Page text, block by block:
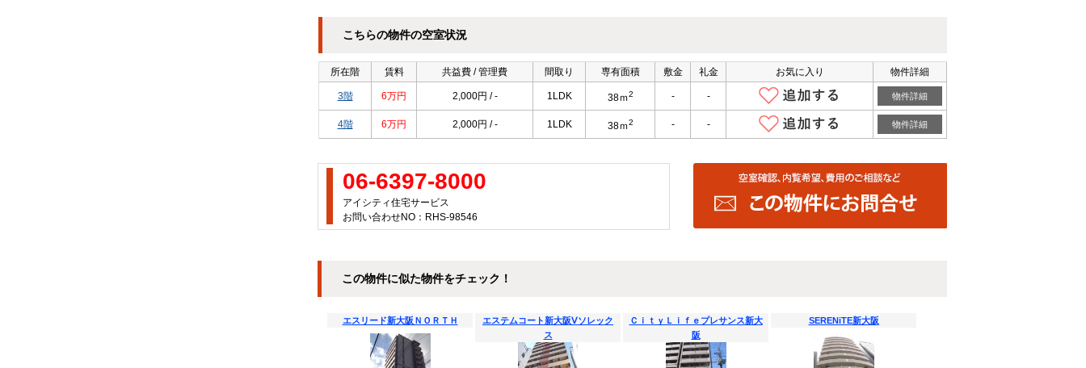
こちらの物件の空室状況
所在階 賃料 共益費 / 管理費 間取り 専有面積 敷金 礼金 お気に入り 物件詳細
3階 6万円 2,000円 / - 1LDK 38ｍ2 - - 物件詳細
4階 6万円 2,000円 / - 1LDK 38ｍ2 - - 物件詳細
06-6397-8000
アイシティ住宅サービス
お問い合わせNO：RHS-98546
この物件に似た物件をチェック！
エスリード新大阪ＮＯＲＴＨ
エステムコート新大阪Ⅴソレック
ス
ＣｉｔｙＬｉｆｅプレサンス新大
阪
SERENiTE新大阪